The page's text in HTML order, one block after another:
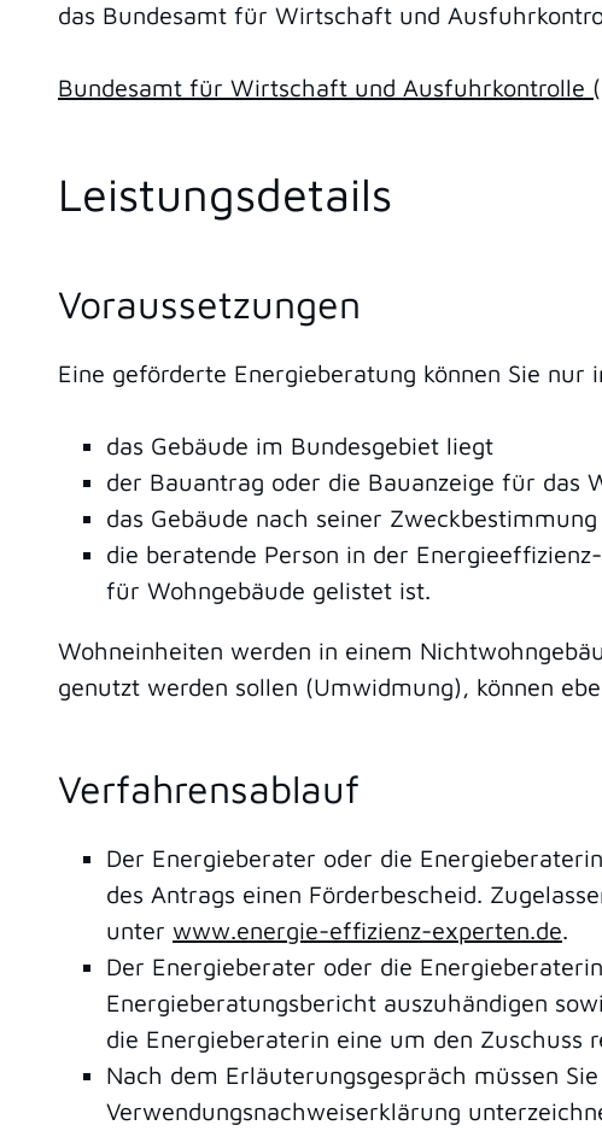
das Bundesamt für Wirtschaft und
Bundesamt für Wirtschaft und Ausfuhrkontrolle
Leistungsdetails
Voraussetzungen
Eine geförderte Energieberatung können Sie nur
das Gebäude im Bundesgebiet liegt
der Bauantrag oder die Bauanzeige für das
das Gebäude nach seiner
die beratende Person in der
für Wohngebäude gelistet ist.
Wohneinheiten werden in einem
genutzt werden sollen (Umwidmung), können
Verfahrensablauf
Der Energieberater oder die
des Antrags einen Förderbescheid.
unter www.energie-effizienz-experten.de.
Der Energieberater oder die
Energieberatungsbericht auszuhändigen
die Energieberaterin eine um den Zuschuss
Nach dem Erläuterungsgespräch müssen
Verwendungsnachweiserklärung